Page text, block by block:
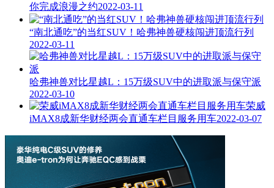
你完成浪漫之约2022-03-11
“南北通吃”的当红SUV！哈弗神兽硬核闯进顶流行列
2022-03-11
哈弗神兽对比星越L：15万级SUV中的进取派与保守派
2022-03-10
荣威
iMAX8成新华财经两会直通车栏目服务用车2022-03-07